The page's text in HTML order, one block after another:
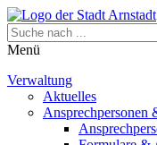
Menü
Verwaltung
Aktuelles
Ansprechpersonen